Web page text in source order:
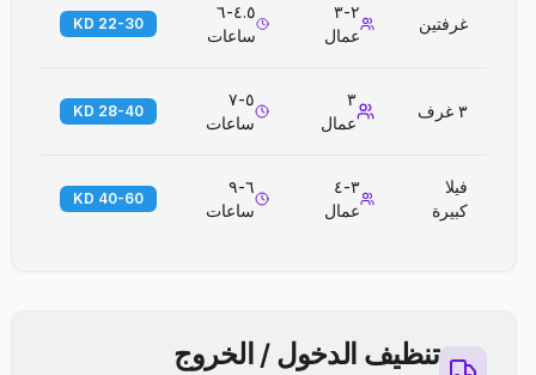
غرفتين
٢-٣
عمال
٤.٥-٦
ساعات
22-30 KD
٣ غرف
٣
عمال
٥-٧
ساعات
28-40 KD
فيلا
كبيرة
٣-٤
عمال
٦-٩
ساعات
40-60 KD
تنظيف الدخول / الخروج